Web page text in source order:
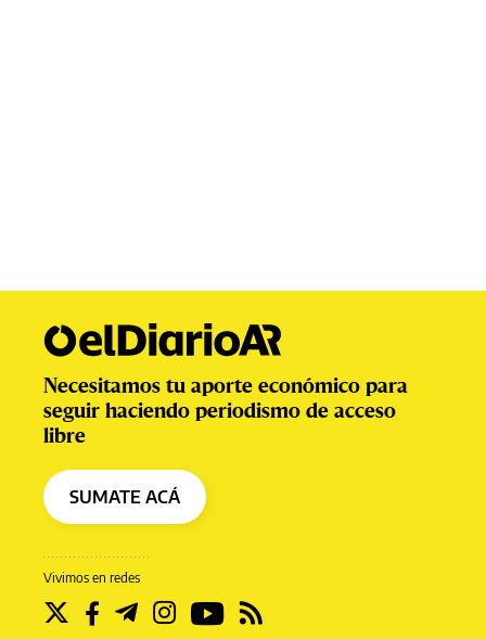
Vivimos en redes
Necesitamos tu aporte económico para
seguir haciendo periodismo de acceso
libre
SUMATE ACÁ